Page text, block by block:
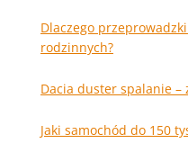
Dlaczego
rodzinnych?
Dacia duster spalanie
Jaki samochód do 150